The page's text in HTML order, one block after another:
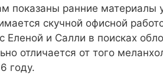
показаны ранние материалы
скучной офисной
Еленой и Салли в поисках
отличается от того
году.